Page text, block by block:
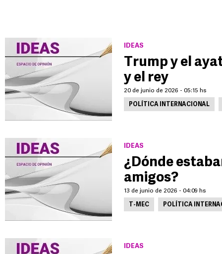
IDEAS
Trump y el
y el rey
20 de junio de 2026 - 05:15 hs
POLÍTICA INTERNACIONAL
IDEAS
¿Dónde
amigos?
13 de junio de 2026 - 04:09 hs
T-MEC POLÍTICA
IDEAS